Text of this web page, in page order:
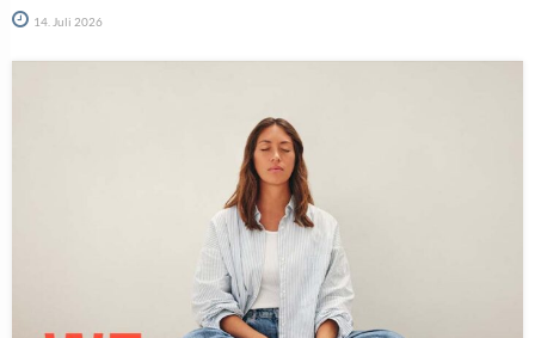
14. Juli 2026